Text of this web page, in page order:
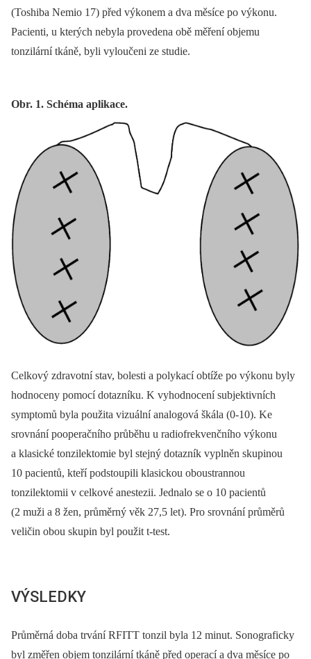
(Toshiba Nemio 17) před výkonem a dva měsíce po výkonu.
Pacienti, u kterých nebyla provedena obě měření objemu
tonzilární tkáně, byli vyloučeni ze studie.
Obr. 1. Schéma aplikace.
Celkový zdravotní stav, bolesti a polykací obtíže po výkonu byly
hodnoceny pomocí dotazníku. K vyhodnocení subjektivních
symptomů byla použita vizuální analogová škála (0-10). Ke
srovnání pooperačního průběhu u radiofrekvenčního výkonu
a klasické tonzilektomie byl stejný dotazník vyplněn skupinou
10 pacientů, kteří podstoupili klasickou oboustrannou
tonzilektomii v celkové anestezii. Jednalo se o 10 pacientů
(2 muži a 8 žen, průměrný věk 27,5 let). Pro srovnání průměrů
veličin obou skupin byl použit t-test.
VÝSLEDKY
Průměrná doba trvání RFITT tonzil byla 12 minut. Sonograficky
byl změřen objem tonzilární tkáně před operací a dva měsíce po